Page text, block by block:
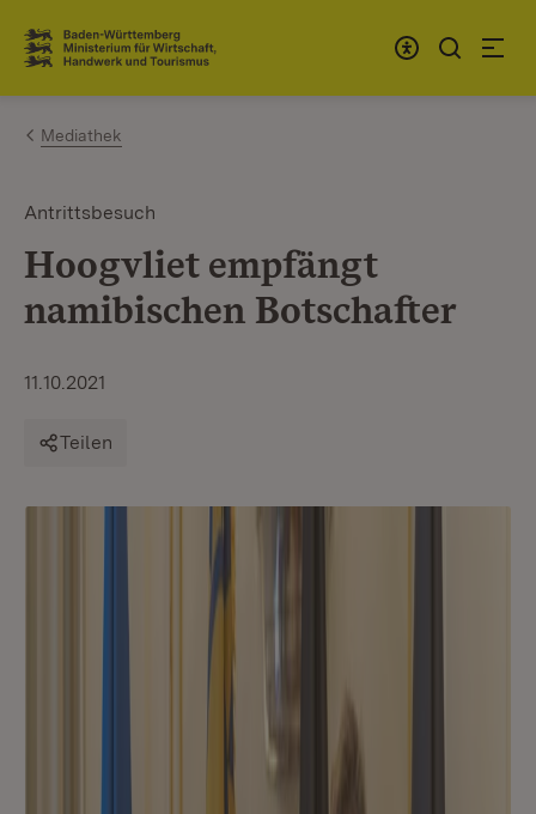
Zum Inhalt springen
Link zur Startseite
Mediathek
Antrittsbesuch
Hoogvliet empfängt
namibischen Botschafter
11.10.2021
Teilen